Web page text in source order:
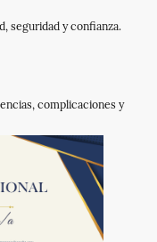
seguridad y confianza.
complicaciones y